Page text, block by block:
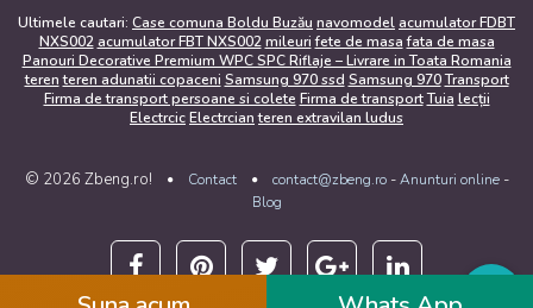
Ultimele cautari: Case comuna Boldu Buzău navomodelacumulator FDBT
NXS002 acumulator FBT NXS002 mileuri fete de masa fata de masa
Panouri Decorative Premium WPC SPC Riflaje – Livrare in Toata Romania
teren teren adunatii copaceni Samsung 970 ssd Samsung 970Transport
Firma de transport persoane si colete Firma de transportTuia lecții
ElectrcicElectrcian teren extravilan ludus
© 2026 Zbeng.ro! Contact contact@zbeng.ro-Anunturi online-
Blog